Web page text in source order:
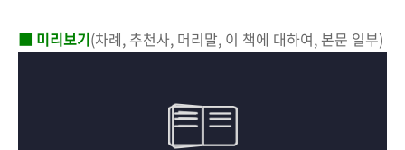
■ 미리보기(차례, 추천사, 머리말, 이 책에 대하여, 본문 일부)